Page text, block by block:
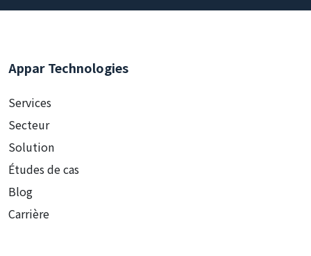
Appar Technologies
Services
Secteur
Solution
Études de cas
Blog
Carrière